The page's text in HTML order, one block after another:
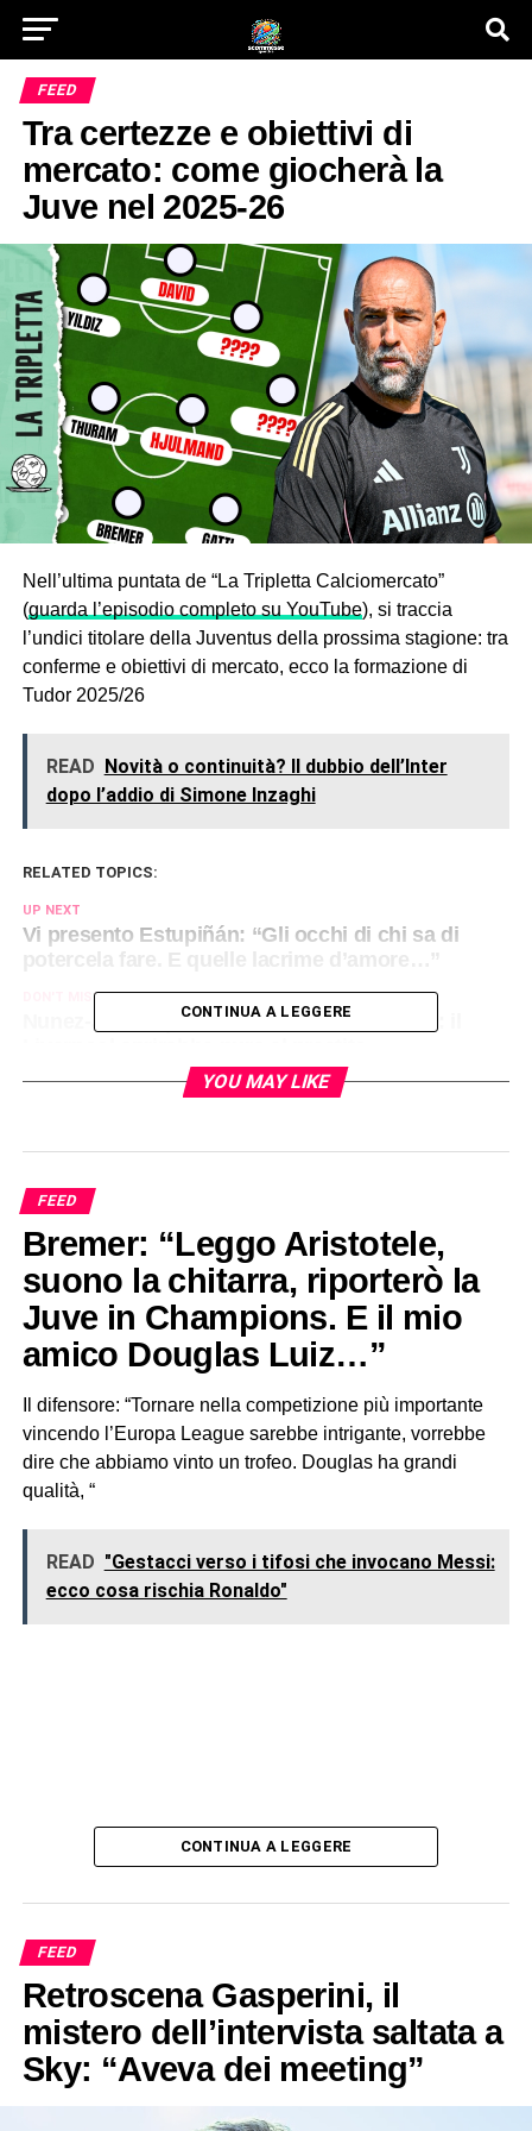
FEED
Tra certezze e obiettivi di
mercato: come giocherà la
Juve nel 2025-26
Nell’ultima puntata de “La Tripletta Calciomercato”
(guarda l’episodio completo su YouTube), si traccia
l’undici titolare della Juventus della prossima stagione: tra
conferme e obiettivi di mercato, ecco la formazione di
Tudor 2025/26
READ Novità o continuità? Il dubbio dell’Inter
dopo l’addio di Simone Inzaghi
RELATED TOPICS:
UP NEXT
Vi presento Estupiñán: “Gli occhi di chi sa di
potercela fare. E quelle lacrime d’amore…”
DON'T MISS
Nunez-Juve, il piano B se salta Kolo Muani: il
CONTINUA A LEGGERE
YOU MAY LIKE
FEED
Bremer: “Leggo Aristotele,
suono la chitarra, riporterò la
Juve in Champions. E il mio
amico Douglas Luiz…”
Il difensore: “Tornare nella competizione più importante
vincendo l’Europa League sarebbe intrigante, vorrebbe
dire che abbiamo vinto un trofeo. Douglas ha grandi
qualità, “
READ "Gestacci verso i tifosi che invocano Messi:
ecco cosa rischia Ronaldo"
CONTINUA A LEGGERE
FEED
Retroscena Gasperini, il
mistero dell’intervista saltata a
Sky: “Aveva dei meeting”